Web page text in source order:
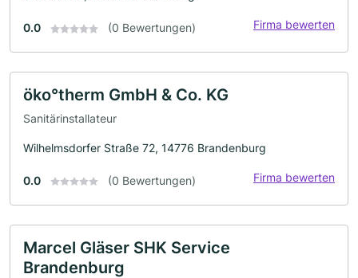
0.0 (0 Bewertungen) Firma bewerten
öko°therm GmbH & Co. KG
Sanitärinstallateur
Wilhelmsdorfer Straße 72, 14776 Brandenburg
0.0 (0 Bewertungen) Firma bewerten
Marcel Gläser SHK Service
Brandenburg